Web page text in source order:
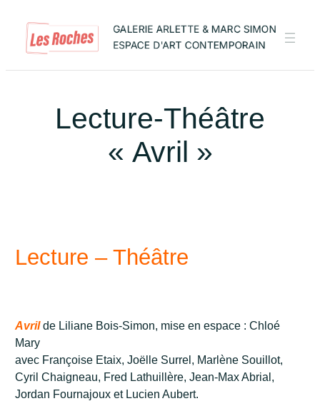
contenu
Lecture-Théâtre
« Avril »
Lecture – Théâtre
Avril de Liliane Bois-Simon, mise en espace : Chloé
Mary
avec Françoise Etaix, Joëlle Surrel, Marlène Souillot,
Cyril Chaigneau, Fred Lathuillère, Jean-Max Abrial,
Jordan Fournajoux et Lucien Aubert.